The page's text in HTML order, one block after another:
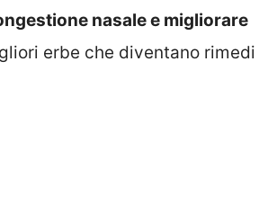
nasale e migliorare
erbe che diventano rimedi